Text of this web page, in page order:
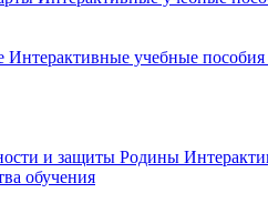
Интерактивные учебные пособия
и защиты Родины
обучения